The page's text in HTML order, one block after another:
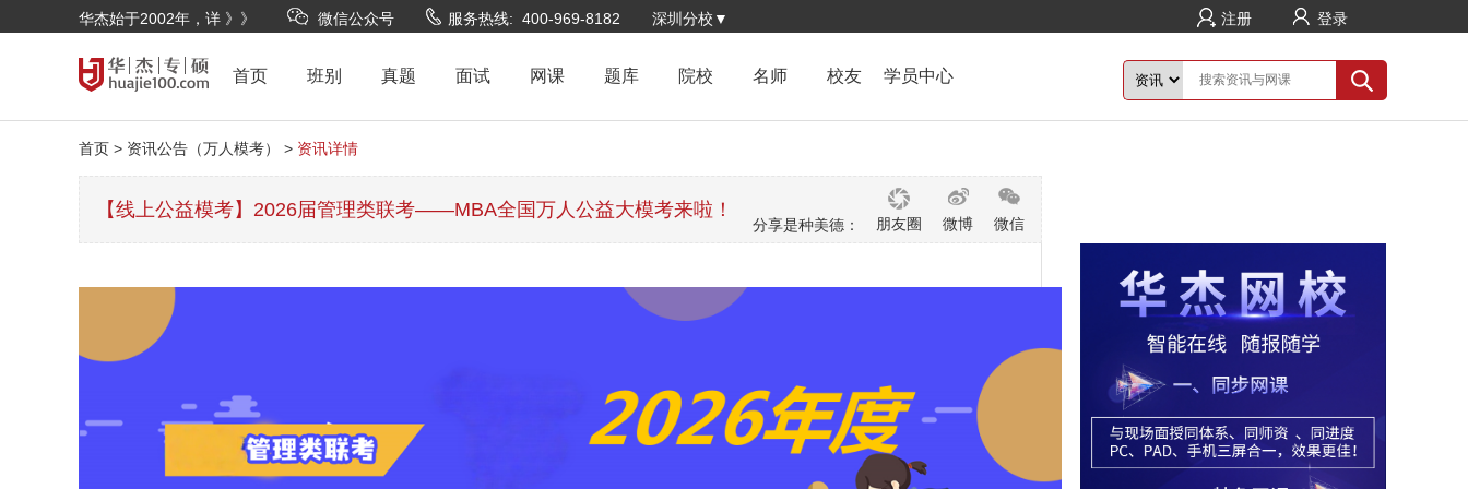
华杰始于2002年，详 》》 微信公众号 服务热线: 400-969-8182 深圳分校▼ 注册 登录
首页 班别 真题 面试 网课 题库 院校 名师 校友 学员中心
首页 > 资讯公告（万人模考） > 资讯详情
【线上公益模考】2026届管理类联考——MBA全国万人公益大模考来啦！
朋友圈 微博 微信
分享是种美德：